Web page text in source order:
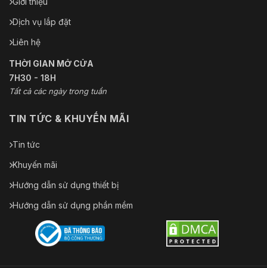
Dịch vụ lắp đặt
Liên hệ
THỜI GIAN MỞ CỬA
7H30 - 18H
Tất cả các ngày trong tuần
TIN TỨC & KHUYẾN MÃI
Tin tức
Khuyến mãi
Hướng dẫn sử dụng thiết bị
Hướng dẫn sử dụng phần mềm